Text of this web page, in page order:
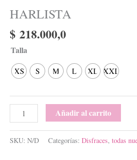
HARLISTA
$ 218.000,0
Talla
XS S M L XL XXL
Añadir al carrito
SKU: N/D Categorías: Disfraces, todas